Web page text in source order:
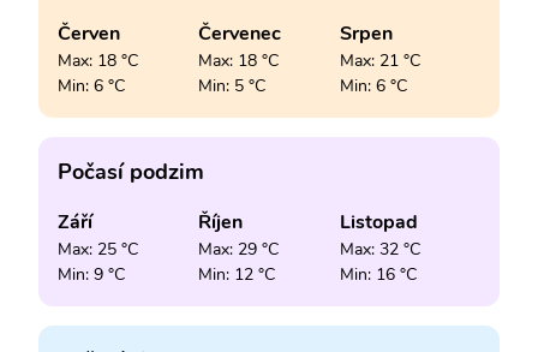
Červen
Max: 18 °C
Min: 6 °C
Červenec
Max: 18 °C
Min: 5 °C
Srpen
Max: 21 °C
Min: 6 °C
Počasí podzim
Září
Max: 25 °C
Min: 9 °C
Říjen
Max: 29 °C
Min: 12 °C
Listopad
Max: 32 °C
Min: 16 °C